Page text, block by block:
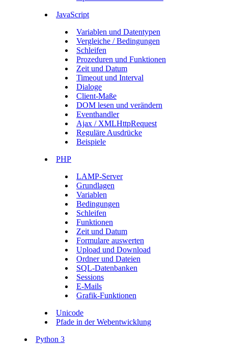
JavaScript
Variablen und Datentypen
Vergleiche / Bedingungen
Schleifen
Prozeduren und Funktionen
Zeit und Datum
Timeout und Interval
Dialoge
Client-Maße
DOM lesen und verändern
Eventhandler
Ajax / XMLHttpRequest
Reguläre Ausdrücke
Beispiele
PHP
LAMP-Server
Grundlagen
Variablen
Bedingungen
Schleifen
Funktionen
Zeit und Datum
Formulare auswerten
Upload und Download
Ordner und Dateien
SQL-Datenbanken
Sessions
E-Mails
Grafik-Funktionen
Unicode
Pfade in der Webentwicklung
Python 3